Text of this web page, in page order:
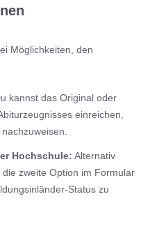
Möglichkeiten, den
kannst das Original oder
einreichen,
Hochschule: Alternativ
zweite Option im Formular
Status zu